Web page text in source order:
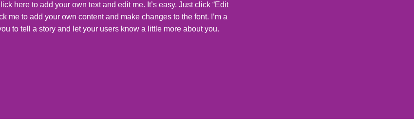
here to add your own text and edit me. It’s easy. Just click “Edit
me to add your own content and make changes to the font. I’m a
to tell a story and let your users know a little more about you.